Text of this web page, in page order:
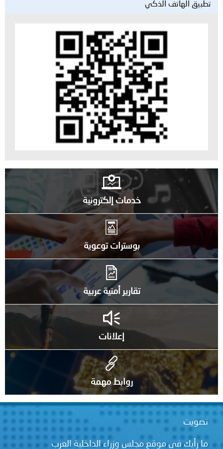
تطبيق الهاتف الذكي
خدمات إلكترونية
بوسترات توعوية
تقارير أمنية عربية
إعلانات
روابط مهمة
تصويت
ما رأيك في موقع مجلس وزراء الداخلية العرب